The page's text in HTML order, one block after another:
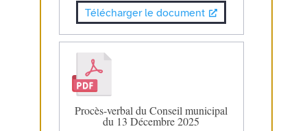
Télécharger le document
Procès-verbal du Conseil municipal
du 13 Décembre 2025